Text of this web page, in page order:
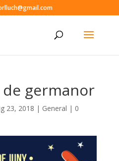
germanor
23, 2018 | General | 0